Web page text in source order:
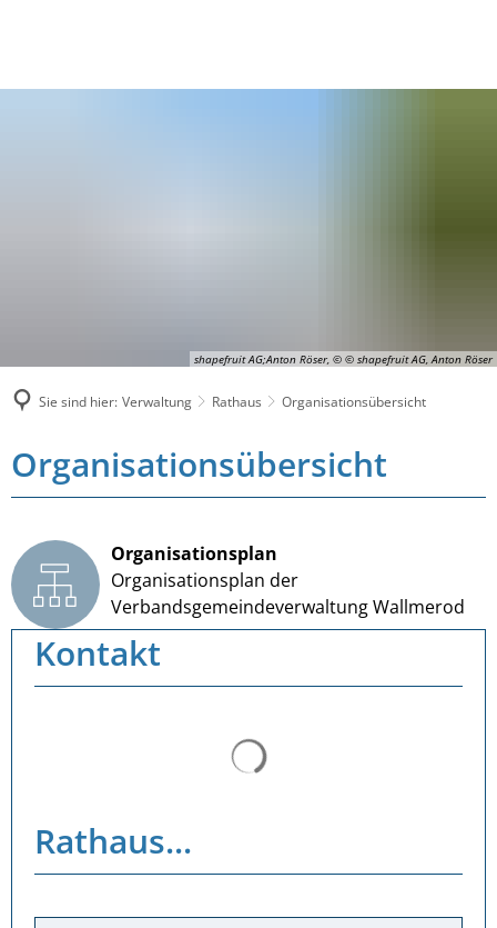
shapefruit AG;Anton Röser, © © shapefruit AG, Anton Röser
Sie sind hier: Verwaltung Rathaus Organisationsübersicht
Organisationsübersicht
Organisationsplan
Organisationsplan der
Verbandsgemeindeverwaltung Wallmerod
Kontakt
Rathaus...